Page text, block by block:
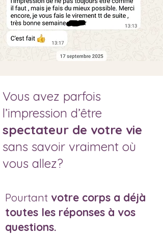
Vous avez parfois
l’impression d’être
spectateur de votre vie
sans savoir vraiment où
vous allez?
Pourtant votre corps a déjà
toutes les réponses à vos
questions.